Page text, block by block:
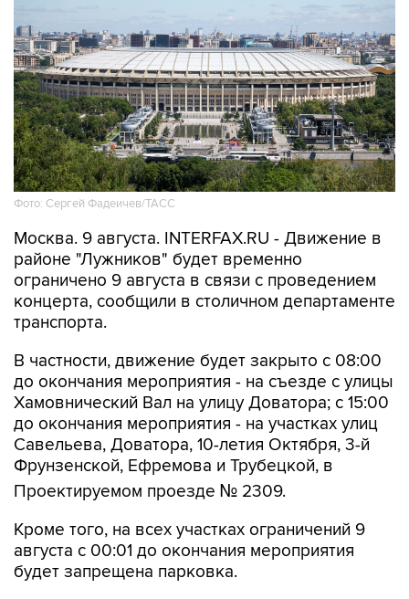
Фото: Сергей Фадеичев/ТАСС
Москва. 9 августа. INTERFAX.RU - Движение в
районе "Лужников" будет временно
ограничено 9 августа в связи с проведением
концерта, сообщили в столичном департаменте
транспорта.
В частности, движение будет закрыто с 08:00
до окончания мероприятия - на съезде с улицы
Хамовнический Вал на улицу Доватора; с 15:00
до окончания мероприятия - на участках улиц
Савельева, Доватора, 10-летия Октября, 3-й
Фрунзенской, Ефремова и Трубецкой, в
Проектируемом проезде № 2309.
Кроме того, на всех участках ограничений 9
августа с 00:01 до окончания мероприятия
будет запрещена парковка.